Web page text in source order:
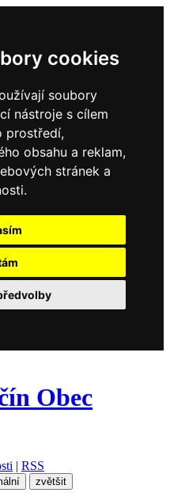
cookies
soubory
nástroje s cílem
prostředí,
obsahu a reklam,
stránek a
Obec
| RSS
zvětšit